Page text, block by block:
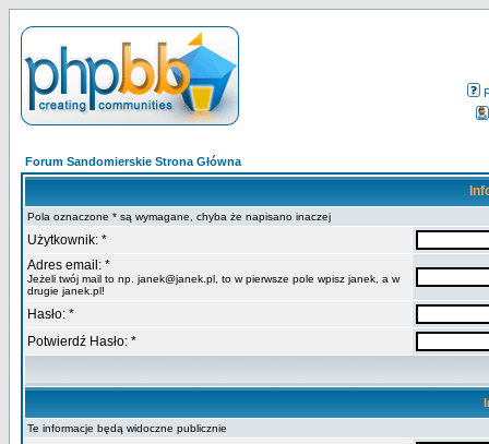
Forum Sandomierskie Strona Główna
Pola oznaczone * są wymagane, chyba że napisano inaczej
Użytkownik: *
Adres email: *
Jeżeli twój mail to np. janek@janek.pl, to w pierwsze pole wpisz janek, a w
drugie janek.pl!
Hasło: *
Potwierdź Hasło: *
Te informacje będą widoczne publicznie